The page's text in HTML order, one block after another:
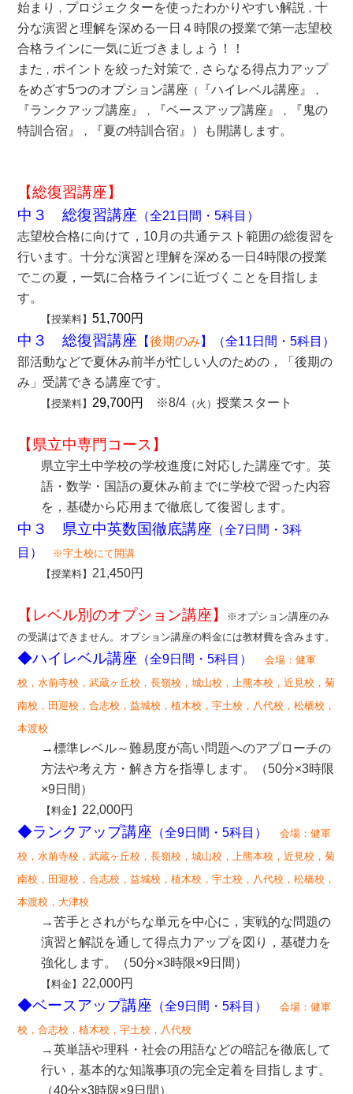
始まり ， プロジェクターを使ったわかりやすい解説 ，十
分な演習と理解を深める一日４時限の授業で第一志望校
合格ラインに一気に近づきましょう！！
また ，ポイントを絞った対策で ， さらなる得点力アップ
をめざす5つのオプション講座 （ 『ハイレベル講座』 ，
『ランクアップ講座』 ， 『ベースアップ講座』 ，
『鬼の
特訓合宿』
， 『夏の特訓合宿』）も開講します。
【総復習講座】
中３ 総復習講座 （全21日間 ・5科目 ）
志望校合格に向けて，10月の共通テスト範囲の総復習を
行います。十分な演習と理解を深める一日4時限の授業
でこの夏，一気に合格ラインに近づくことを目指しま
す。
【授業料】51,700円
中３ 総復習講座 【後期のみ 】 （全11日間 ・5科目 ）
部活動などで夏休み前半が忙しい人のための，「後期の
み」受講できる講座です。
【授業料】29,700円 ※8/4 （火）授業スタート
【県立中専門コース】
県立宇土中学校の学校進度に対応した講座です。英
語・数学・国語の夏休み前までに学校で習った内容
を，基礎から応用まで徹底して復習します。
中３ 県立中英数国徹底講座 （全7日間・3科
目）
※宇土校にて開講
【授業料】21,450円
【レベル別のオプション講座】
※オプション講座のみ
の受講はできません。オプション講座の料金には教材費を含みます。
◆ハイレベル講座 （全9日間・5科目）
会場：健軍
校，水前寺校，武蔵ヶ丘校，長嶺校，城山校，上熊本校，近見校，菊
南校，田迎校，合志校，益城校，植木校，宇土校，八代校，松橋校，
本渡校
→標準レベル～難易度が高い問題へのアプローチの
方法や考え方・解き方を指導します。（50分×3時限
×9日間）
【料金】22,000円
◆ランクアップ講座 （全9日間 ・5科目 ）
会場：健軍
校，水前寺校，武蔵ヶ丘校，長嶺校，城山校，上熊本校，近見校，菊
南校，田迎校，合志校，益城校，植木校，宇土校，八代校，松橋校，
本渡校，大津校
→苦手とされがちな単元を中心に，実戦的な問題の
演習と解説を通して得点力アップを図り，基礎力を
強化します。（50分×3時限×9日間）
【料金】22,000円
◆ベースアップ講座 （全9日間 ・5科目 ）
会場：健軍
校，合志校，植木校，宇土校，八代校
→英単語や理科・社会の用語などの暗記を徹底して
行い，基本的な知識事項の完全定着を目指します。
（40分×3時限×9日間）